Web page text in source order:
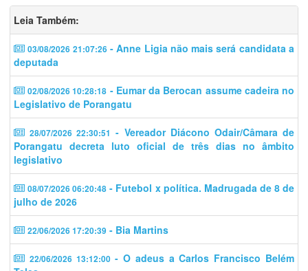
Leia Também:
03/08/2026 21:07:26 - Anne Ligia não mais será candidata a
deputada
02/08/2026 10:28:18 - Eumar da Berocan assume cadeira no
Legislativo de Porangatu
28/07/2026 22:30:51 - Vereador Diácono Odair/Câmara de
Porangatu decreta luto oficial de três dias no âmbito
legislativo
08/07/2026 06:20:48 - Futebol x política. Madrugada de 8 de
julho de 2026
22/06/2026 17:20:39 - Bia Martins
22/06/2026 13:12:00- O adeus a Carlos Francisco Belém